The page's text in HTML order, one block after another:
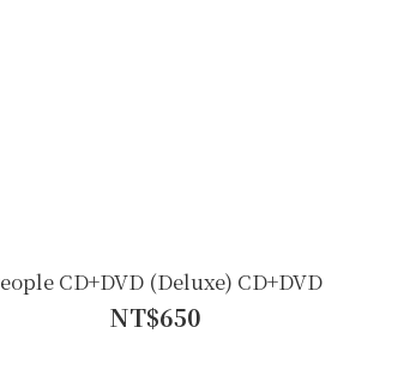
CD+DVD (Deluxe) CD+DVD
NT$650